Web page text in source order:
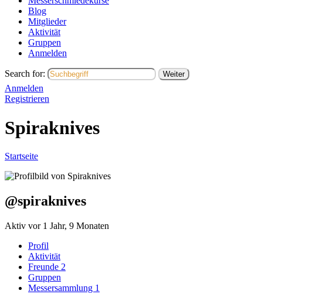
Blog
Mitglieder
Aktivität
Gruppen
Anmelden
Search for:
Anmelden
Registrieren
Spiraknives
Startseite
@spiraknives
Aktiv vor 1 Jahr, 9 Monaten
Profil
Aktivität
Freunde 2
Gruppen
Messersammlung 1